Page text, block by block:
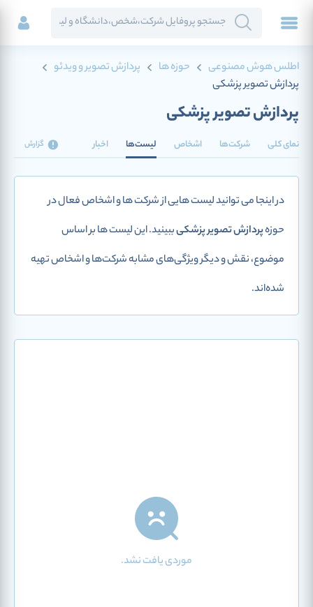
اطلس هوش مصنوعی حوزه ها
پردازش تصویر و ویدئو
پردازش تصویر پزشکی
پردازش تصویر پزشکی
نمای کلی شرکت‌ها اشخاص لیست‌ها اخبار گزارش
در اینجا می توانید لیست هایی از شرکت ها و اشخاص فعال در
حوزهپردازش تصویر پزشکیببینید. این لیست ها بر اساس
موضوع، نقش و دیگر ویژگی‌های مشابه شرکت‌ها و اشخاص تهیه
شده‌اند.
موردی یافت نشد.